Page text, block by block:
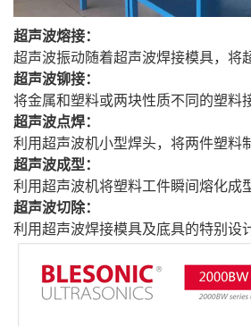
超声波熔接：
超声波振动随着超声波焊接模具，将
超声波铆接：
将金属和塑料或两块性质不同的塑料
超声波点焊：
利用超声波机小型焊头，将两件塑料
超声波成型：
利用超声波机将塑料工件瞬间熔化成
超声波切除：
利用超声波焊接模具及底具的特别设